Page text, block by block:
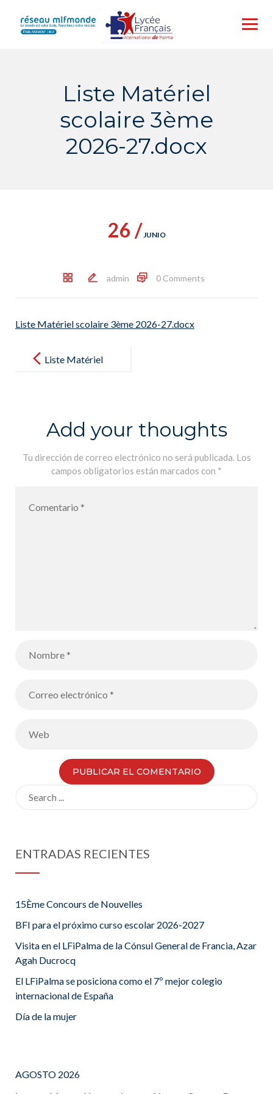
content
Liste Matériel
scolaire 3ème
2026-27.docx
26 /JUNIO
admin 0 Comments
Liste Matériel scolaire 3ème 2026-27.docx
navigationListe Matériel
Add your thoughts
Tu dirección de correo electrónico no será publicada. Los
campos obligatorios están marcados con *
ENTRADAS RECIENTES
15Ème Concours de Nouvelles
BFI para el próximo curso escolar 2026-2027
Visita en el LFiPalma de la Cónsul General de Francia, Azar
Agah Ducrocq
El LFiPalma se posiciona como el 7º mejor colegio
internacional de España
Día de la mujer
AGOSTO 2026